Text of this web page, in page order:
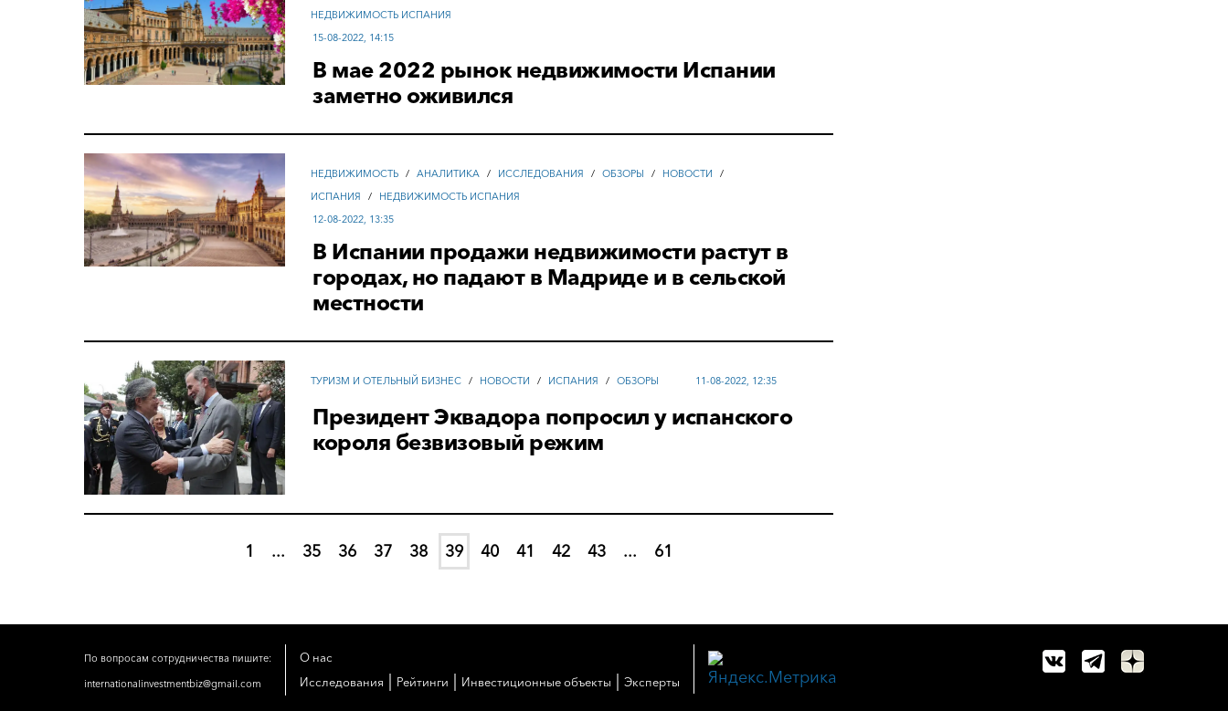
НЕДВИЖИМОСТЬ ИСПАНИЯ
15-08-2022, 14:15
В мае 2022 рынок недвижимости Испании
заметно оживился
НЕДВИЖИМОСТЬ / АНАЛИТИКА / ИССЛЕДОВАНИЯ / ОБЗОРЫ / НОВОСТИ
/
ИСПАНИЯ
/
НЕДВИЖИМОСТЬ ИСПАНИЯ
12-08-2022, 13:35
В Испании продажи недвижимости растут в
городах, но падают в Мадриде и в сельской
местности
ТУРИЗМ И ОТЕЛЬНЫЙ БИЗНЕС / НОВОСТИ / ИСПАНИЯ / ОБЗОРЫ 11-08-2022, 12:35
Президент Эквадора попросил у испанского
короля безвизовый режим
1 ... 35 36 37 38 39 40 41 42 43 ... 61
По вопросам сотрудничества пишите:
internationalinvestmentbiz@gmail.com
О нас
Исследования | Рейтинги | Инвестиционные объекты | Эксперты